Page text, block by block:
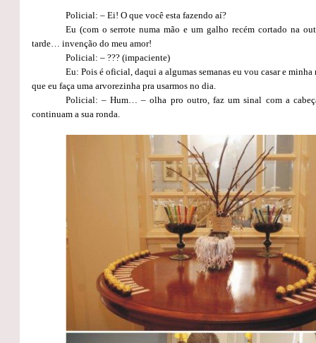
Policial: – Ei! O que você esta fazendo aí?
Eu (com o serrote numa mão e um galho recém cortado na
tarde… invenção do meu amor!
Policial: – ??? (impaciente)
Eu: Pois é oficial, daqui a algumas semanas eu vou casar e
que eu faça uma arvorezinha pra usarmos no dia.
Policial: – Hum… – olha pro outro, faz um sinal com a
continuam a sua ronda.